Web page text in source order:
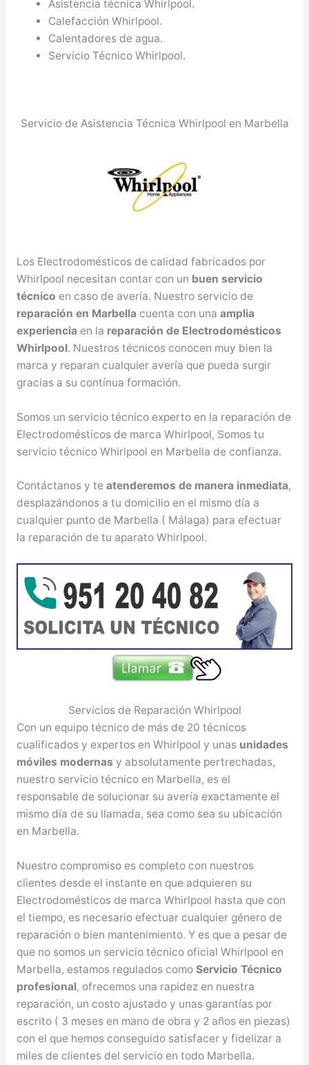
Asistencia técnica Whirlpool.
Calefacción Whirlpool.
Calentadores de agua.
Servicio Técnico Whirlpool.
Servicio de Asistencia Técnica Whirlpool en Marbella
Los Electrodomésticos de calidad fabricados por
Whirlpool necesitan contar con un buen servicio
técnico en caso de avería. Nuestro servicio de
reparación en Marbella cuenta con una amplia
experiencia en la reparación de Electrodomésticos
Whirlpool. Nuestros técnicos conocen muy bien la
marca y reparan cualquier avería que pueda surgir
gracias a su contínua formación.
Somos un servicio técnico experto en la reparación de
Electrodomésticos de marca Whirlpool, Somos tu
servicio técnico Whirlpool en Marbella de confianza.
Contáctanos y te atenderemos de manera inmediata,
desplazándonos a tu domicilio en el mismo día a
cualquier punto de Marbella ( Málaga) para efectuar
la reparación de tu aparato Whirlpool.
Servicios de Reparación Whirlpool
Con un equipo técnico de más de 20 técnicos
cualificados y expertos en Whirlpool y unas unidades
móviles modernas y absolutamente pertrechadas,
nuestro servicio técnico en Marbella, es el
responsable de solucionar su avería exactamente el
mismo día de su llamada, sea como sea su ubicación
en Marbella.
Nuestro compromiso es completo con nuestros
clientes desde el instante en que adquieren su
Electrodomésticos de marca Whirlpool hasta que con
el tiempo, es necesario efectuar cualquier género de
reparación o bien mantenimiento. Y es que a pesar de
que no somos un servicio técnico oficial Whirlpool en
Marbella, estamos regulados como Servicio Técnico
profesional, ofrecemos una rapidez en nuestra
reparación, un costo ajustado y unas garantías por
escrito ( 3 meses en mano de obra y 2 años en piezas)
con el que hemos conseguido satisfacer y fidelizar a
miles de clientes del servicio en todo Marbella.